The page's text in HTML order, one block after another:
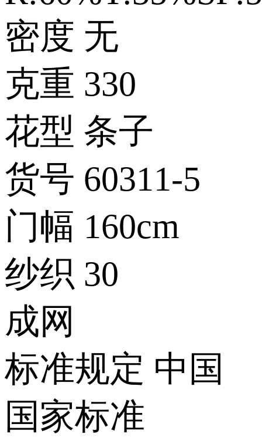
密度 无
克重 330
花型 条子
货号 60311-5
门幅 160cm
纱织 30
成网
标准规定 中国
国家标准